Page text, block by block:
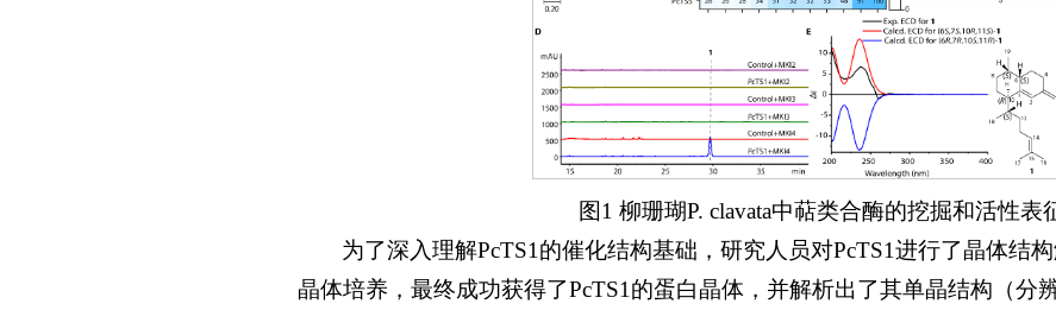
图1 柳珊瑚P. clavata中萜类合酶的挖掘和活性表
为了深入理解PcTS1的催化结构基础，研究人员对PcTS1进行了晶体结
晶体培养，最终成功获得了PcTS1的蛋白晶体，并解析出了其单晶结构（分